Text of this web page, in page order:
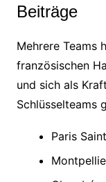
Beiträge
Mehrere Teams
französischen
und sich als
Schlüsselteams
Paris